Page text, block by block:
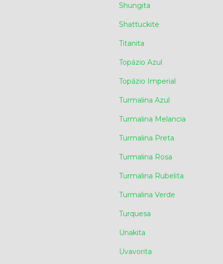
Shungita
Shattuckite
Titanita
Topázio Azul
Topázio Imperial
Turmalina Azul
Turmalina Melancia
Turmalina Preta
Turmalina Rosa
Turmalina Rubelita
Turmalina Verde
Turquesa
Unakita
Uvavorita